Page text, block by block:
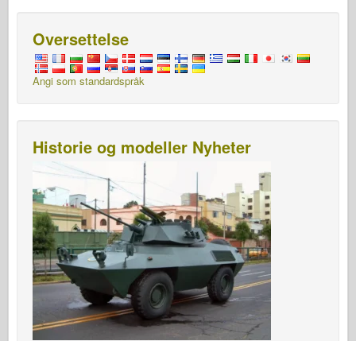
Oversettelse
Angi som standardspråk
Historie og modeller Nyheter